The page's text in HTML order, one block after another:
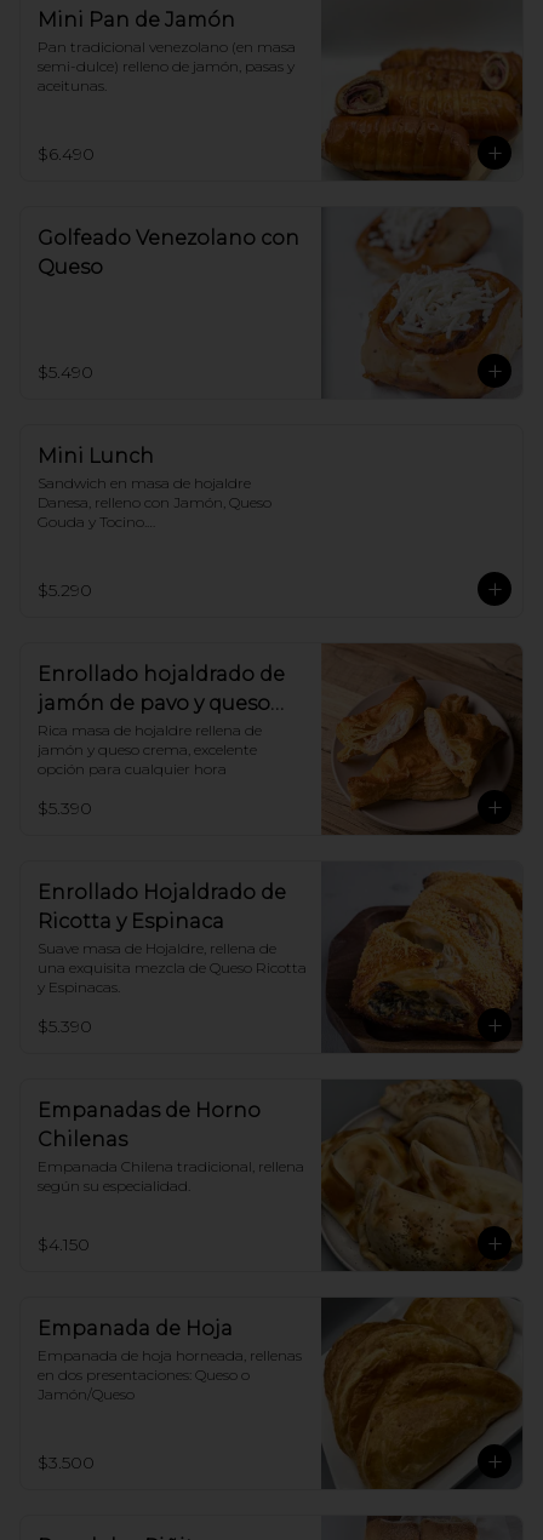
Mini Pan de Jamón
Pan tradicional venezolano (en masa
semi-dulce) relleno de jamón, pasas y
aceitunas.
$6.490
Golfeado Venezolano con
Queso
$5.490
Mini Lunch
Sandwich en masa de hojaldre
Danesa, relleno con Jamón, Queso
Gouda y Tocino.
disfruta.!
$5.290
Enrollado hojaldrado de
jamón de pavo y queso
crema
Rica masa de hojaldre rellena de
jamón y queso crema, excelente
opción para cualquier hora
$5.390
Enrollado Hojaldrado de
Ricotta y Espinaca
Suave masa de Hojaldre, rellena de
una exquisita mezcla de Queso Ricotta
y Espinacas.
$5.390
Empanadas de Horno
Chilenas
Empanada Chilena tradicional, rellena
según su especialidad.
$4.150
Empanada de Hoja
Empanada de hoja horneada, rellenas
en dos presentaciones: Queso o
Jamón/Queso
$3.500